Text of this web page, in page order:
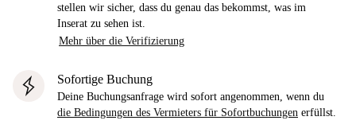
stellen wir sicher, dass du genau das bekommst, was im
Inserat zu sehen ist.
Mehr über die Verifizierung
Sofortige Buchung
Deine Buchungsanfrage wird sofort angenommen, wenn du
die Bedingungen des Vermieters für Sofortbuchungen erfüllst.